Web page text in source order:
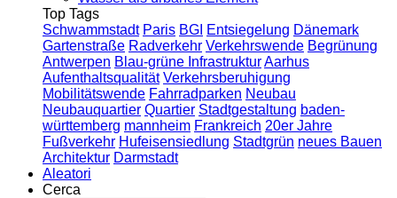
Top Tags
Schwammstadt Paris BGI Entsiegelung Dänemark
Gartenstraße Radverkehr Verkehrswende Begrünung
Antwerpen Blau-grüne InfrastrukturAarhus
Aufenthaltsqualität Verkehrsberuhigung
Mobilitätswende Fahrradparken Neubau
Neubauquartier Quartier Stadtgestaltung baden-
württemberg mannheim Frankreich 20er Jahre
Fußverkehr Hufeisensiedlung Stadtgrün neues Bauen
Architektur Darmstadt
Aleatori
Cerca